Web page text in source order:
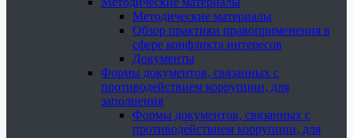
Методические материалы
Обзор практики правоприменения в
сфере конфликта интересов
Документы
Формы документов, связанных с
противодействием коррупции, для
заполнения
Формы документов, связанных с
противодействием коррупции, для